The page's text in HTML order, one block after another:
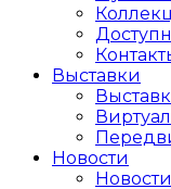
Выставки
Новости
Новости